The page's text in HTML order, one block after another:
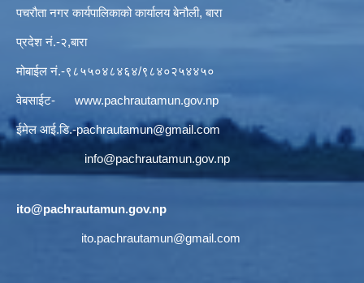
पचरौता नगर कार्यपालिकाको कार्यालय बेनौली, बारा
प्रदेश नं.-२,बारा
मोबाईल नं.-९८५५०४८४६४/९८४०२५४४५०
वेबसाईट- www.pachrautamun.gov.np
ईमेल आई.डि.-pachrautamun@gmail.com
info@pachrautamun.gov.np
ito@pachrautamun.gov.np
ito.pachrautamun@gmail.com